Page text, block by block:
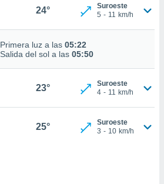
24°
Suroeste
5 - 11 km/h
Primera luz a las 05:22
Salida del sol a las 05:50
23°
Suroeste
4 - 11 km/h
25°
Suroeste
3 - 10 km/h